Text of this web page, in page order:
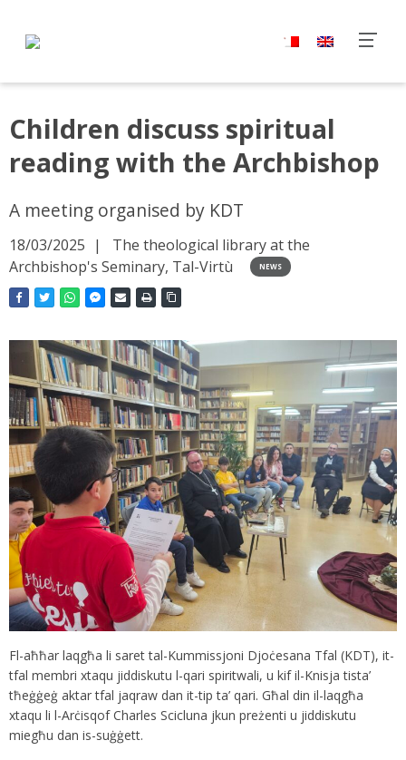
Children discuss spiritual
reading with the Archbishop
A meeting organised by KDT
18/03/2025
The theological library at the
Archbishop's Seminary, Tal-Virtù
NEWS
Fl-aħħar laqgħa li saret tal-Kummissjoni Djoċesana Tfal (KDT), it-
tfal membri xtaqu jiddiskutu l-qari spiritwali, u kif il-Knisja tista’
tħeġġeġ aktar tfal jaqraw dan it-tip ta’ qari. Għal din il-laqgħa
xtaqu li l-Arċisqof Charles Scicluna jkun preżenti u jiddiskutu
miegħu dan is-suġġett.